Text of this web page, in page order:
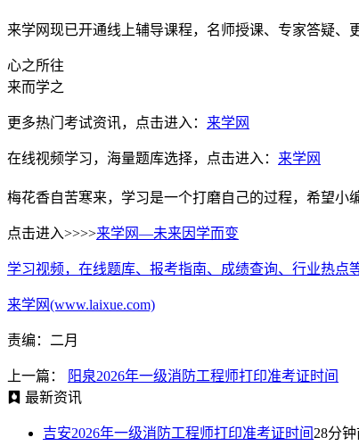
来学网现已开通线上辅导课程，名师授课、专家答疑、
心之所往
来而学之
更多热门考试资讯，点击进入： 来学网
在线视频学习，海量题库选择，点击进入： 来学网
梅花香自苦寒来，学习是一个打磨自己的过程，希望小
点击进入>>>>来学网—未来因学而变
学习视频，在线题库、报考指南、成绩查询、行业热点
来学网(www.laixue.com)
责编：二月
上一篇：
阳泉2026年一级消防工程师打印准考证时间
最新资讯
吉安2026年一级消防工程师打印准考证时间28分